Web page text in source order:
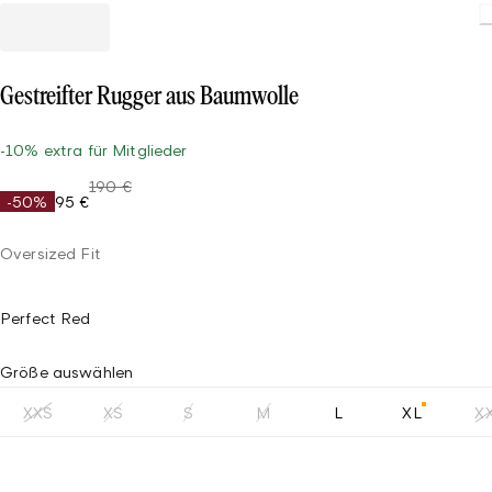
Gestreifter Rugger aus Baumwolle
-10% extra für Mitglieder
-50% 95 €
190 €
Oversized Fit
Perfect Red
Größe auswählen
XXS XS S M L XL